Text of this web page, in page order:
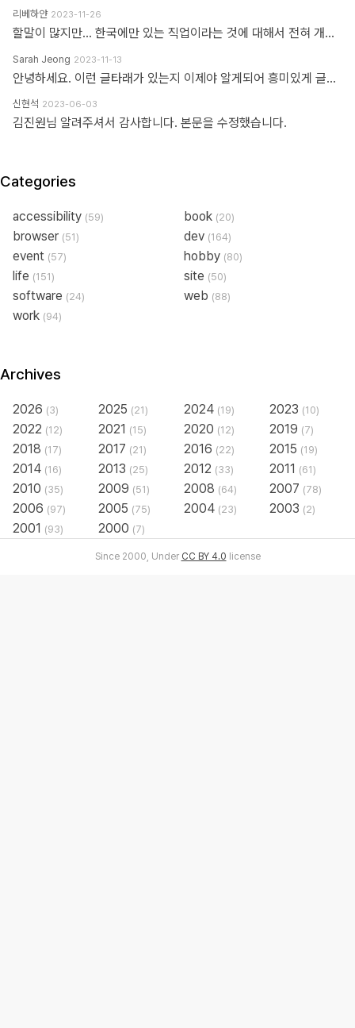
리베하얀 2023-11-26
할말이 많지만... 한국에만 있는 직업이라는 것에 대해서 전혀 개의치도 않고 부끄러워할 이유도 없다고 봅니다. 이 직업군에 대해서 이해라며녀 00년대에 무슨일이 일어났었는지.. 알필요가 있고 국내만의 특수한 환경때문에 만들어진 직업군이고... 근래에 들어 국제화가 되면서 문제시 몇몇분이 문제삼는것 같은데... 본인의 업무 바운더리는 본인이 만드는거지.. 그 단어안에 갇혀서 본인의 수준이나 인식을 만든다고 보지 않습니다. 코더니 UI개발자니, 퍼블리셔니, FE니.. 웹마스터니 풀스택이니 ㅎㅎ 많은 직업군으로 불리우고 있지만 솔직히 본인의 역량에 따라 불리운다고 생각합니다. 당시에 신현석님이 던진 하나의 단어에 여전히 밥먹고 살고 있고, 때때론 자부심도 느낍니다.
Sarah Jeong 2023-11-13
안녕하세요. 이런 글타래가 있는지 이제야 알게되어 흥미있게 글타래를 읽어보았네요. 제가 방금 글타래라고 쓴것처럼, 댓글이라는 단어에도 여러 다른 이름이 존재한다는 것을 우리는 암묵적으로 알고 있을 거라 생각하는데요 EX 1.) 글타래(민 우리말. 인터넷 게시판에서 어떤 게시글과 그에 대한 답신으로 쓰여진 게시글들의 모임. [NAVER 국어사전 글 인용]) = 댓글(게시물 밑에 남길 수 있는 글을 표현한 단어) = 코멘트(영어 코멘트를 한국어로 표현한 단어) = 리플(영어 reple을 한국어로 표현한 단어) = 스레드(thread) EX 2.) Height(사물의 높이, 사람의 키&신장, 키가 높음, 지상으로부터의 고도) 해당 단어는 발음에서 논란이 된적이 있습니다. (설마.. 고인물만 아는 거일지도...T^T..) 미국, 영국 등 주요국가에서는 해당 단어의 발음을 한국어 발음 표현으로 '하이트' or '하잍' 라고 읽으나, 스페인어로 해당 단어는 '헤이트' or '헤잍' 라고 읽습니다. 전 세계적으로 스페인어를 쓰는 인구는 2019년 3월 기준으로 4억 6천만명이며, 영어를 사용하는 인구는 3억 7천만명이라고 구글검색에 나옵니다. EX 3.) 2023년 현재 우리나라에서는 각 세대 별로 쓰는 한 가지 표현에 대한 단어들도 다릅니다. 50대 이상이신 분들은 한자어를 주로 사용하신 세대들이고, 10대 ~ 20대분들은 줄임말 또는 은어를 만들어 주로 사용하고 있습니다. 위의 예시와 같이 한 가지를 가리키는 명사에 여러가지 표현이 존재하고, 모든 사람들이 표준어 하나만 사용하고 있지 않으며, 전라도, 충정도, 경상도 방언이 존재한다는 사실도 암묵적으로 우리는 알고 있다 생각합니다 물론, 표준어처럼 한 가지 표현만 존재하면 다시 한번 확인하는 절차없이 의사소통이 원활할테지만, 우리는 일상속에서도 방언이나 댓글, 줄임말 등의 다른 표현들을 받아들이고 있는 존재들입니다. 만드신 분의 말씀대로 그저 지나온 과거에서는 그 표현이 필요하여 쓰여졌었다고 이해하고 넘어가시면 어떨까하여 주절대며 나불거려보았네요.. PS. 쓰잘데기 없는 제 생각을 읽어주셔서 고맙습니다.. AI도 발전해나가고 있는 마당에 같은 인종끼리 싸우지 맙시다~~~ㅋㅋㅋ
신현석 2023-06-03
김진원님 알려주셔서 감사합니다. 본문을 수정했습니다.
Categories
accessibility (59) book (20)
browser (51) dev (164)
event (57) hobby (80)
life (151) site (50)
software (24) web (88)
work (94)
Archives
2026 (3) 2025 (21) 2024 (19) 2023 (10)
2022 (12) 2021 (15) 2020 (12) 2019 (7)
2018 (17) 2017 (21) 2016 (22) 2015 (19)
2014 (16) 2013 (25) 2012 (33) 2011 (61)
2010 (35) 2009 (51) 2008 (64) 2007 (78)
2006 (97) 2005 (75) 2004 (23) 2003 (2)
2001 (93) 2000 (7)
Since 2000, Under CC BY 4.0 license